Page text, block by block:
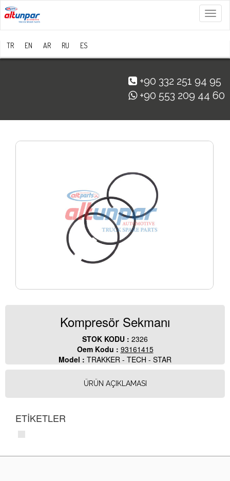
Menü
TR EN AR RU ES
+90 332 251 94 95
+90 553 209 44 60
Kompresör Sekmanı
STOK KODU : 2326
Oem Kodu : 93161415
Model : TRAKKER - TECH - STAR
ÜRÜN AÇIKLAMASI
ETİKETLER